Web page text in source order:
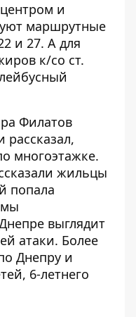
и
маршрутные
и 27. А для
к/со ст.
Филатов
рассказал,
многоэтажке.
жильцы
попала
мы
выглядит
атаки. Более
Днепру и
6-летнего